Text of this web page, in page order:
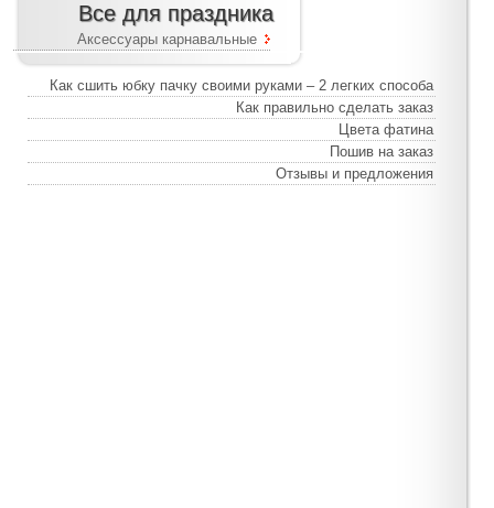
Все для праздника
Аксессуары карнавальные
Как сшить юбку пачку своими руками – 2 легких способа
Как правильно сделать заказ
Цвета фатина
Пошив на заказ
Отзывы и предложения